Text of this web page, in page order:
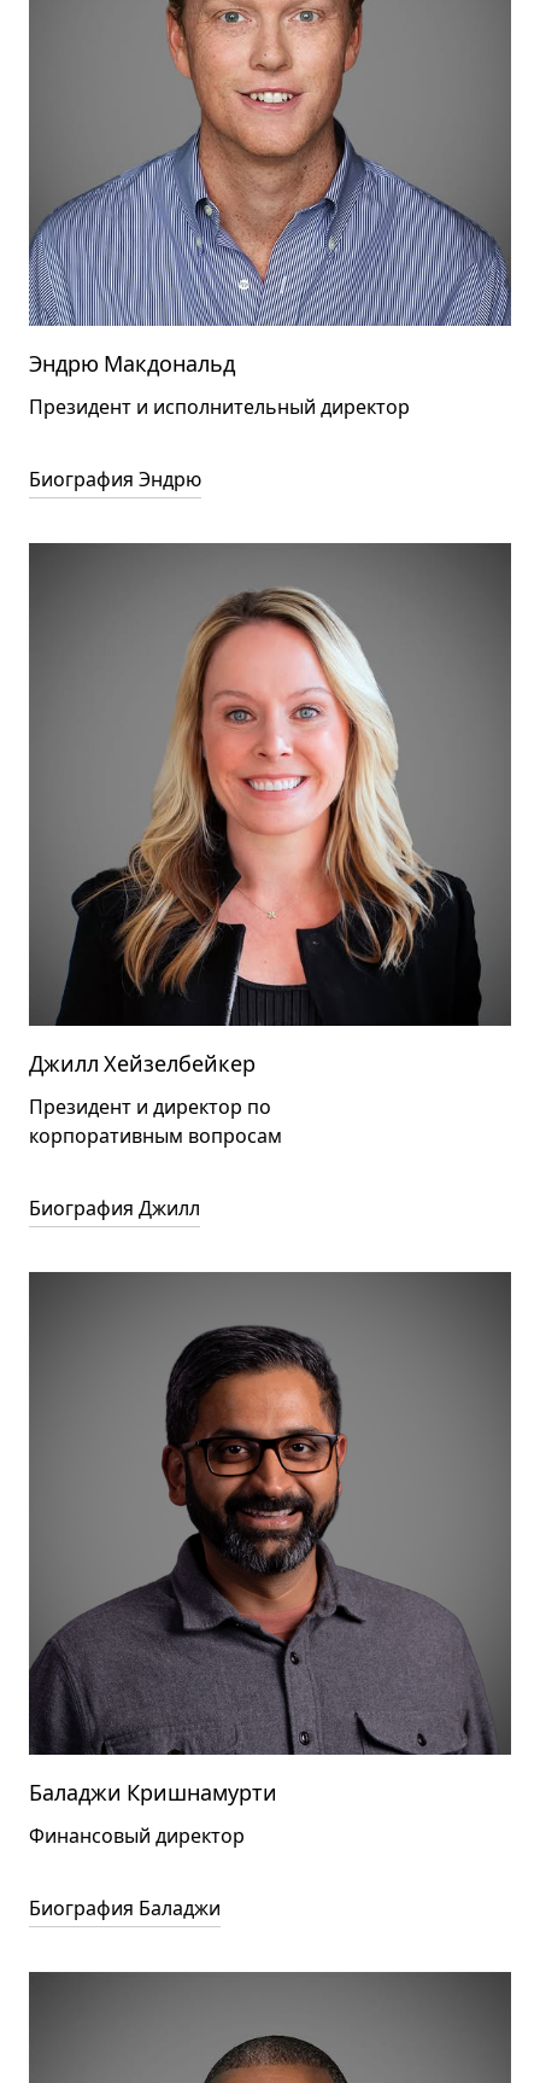
Эндрю Макдональд
Президент и исполнительный директор
Биография Эндрю
Джилл Хейзелбейкер
Президент и директор по
корпоративным вопросам
Биография Джилл
Баладжи Кришнамурти
Финансовый директор
Биография Баладжи